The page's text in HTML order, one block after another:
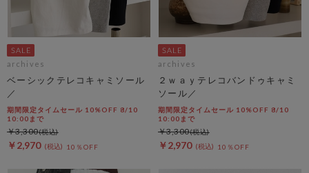
archives
ベーシックテレコキャミソール
／
期間限定タイムセール 10%OFF 8/10
10:00まで
￥2,970 10％OFF
￥3,300
archives
２ｗａｙテレコバンドゥキャミ
ソール／
期間限定タイムセール 10%OFF 8/10
10:00まで
￥2,970 10％OFF
￥3,300